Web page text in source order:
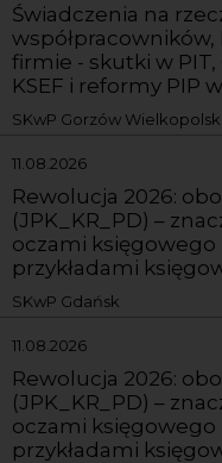
Świadczenia na
współpracowników,
firmie - skutki w PIT,
KSEF i reformy PIP
SKwP Gorzów Wielkopolski
11.08.2026
Rewolucja 2026:
(JPK_KR_PD) –
oczami
przykładami
SKwP Gdańsk
11.08.2026
Rewolucja 2026:
(JPK_KR_PD) –
oczami
przykładami